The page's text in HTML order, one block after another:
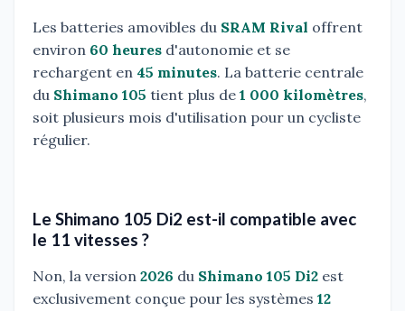
Les batteries amovibles du SRAM Rival offrent
environ 60 heures d'autonomie et se
rechargent en 45 minutes. La batterie centrale
du Shimano 105 tient plus de 1 000 kilomètres,
soit plusieurs mois d'utilisation pour un cycliste
régulier.
Le Shimano 105 Di2 est-il compatible avec
le 11 vitesses ?
Non, la version 2026 du Shimano 105 Di2 est
exclusivement conçue pour les systèmes 12